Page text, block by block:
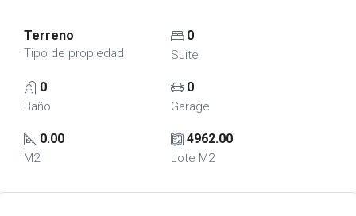
Terreno
Tipo de propiedad
0
Suite
0
Baño
0
Garage
0.00
M2
4962.00
Lote M2